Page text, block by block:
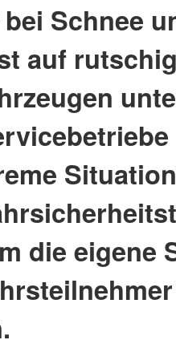
Schnee
auf
die eigene